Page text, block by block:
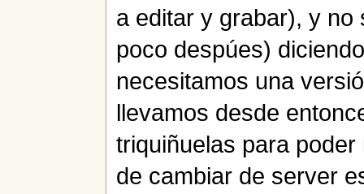
a editar y grabar), y
poco despúes)
necesitamos una
llevamos desde
triquiñuelas para
de cambiar de server